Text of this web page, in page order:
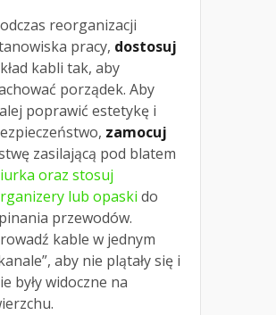
reorganizacji
pracy, dostosuj
kabli tak, aby
porządek. Aby
poprawić estetykę i
zamocuj
zasilającą pod blatem
oraz stosuj
lub opaski do
przewodów.
kable w jednym
aby nie plątały się i
były widoczne na